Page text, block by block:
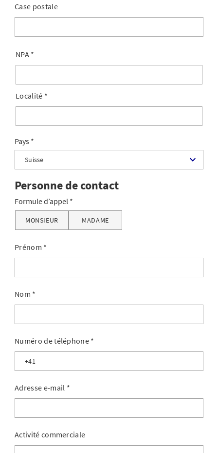
Case postale
NPA *
Localité *
Pays
Personne de contact
Formule d’appel
MONSIEUR MADAME
Prénom *
Nom *
Numéro de téléphone *
Adresse e-mail *
Activité commerciale